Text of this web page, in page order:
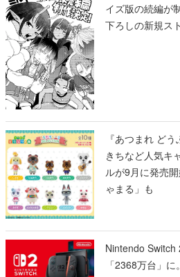
イズ版の続編が
下ろしの新規ス
『あつまれ ど
きちなど人気キ
ルが9月に発売
ゃまる」も
Nintendo Switch
「2368万台」